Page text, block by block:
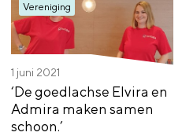
Vereniging
1 juni 2021
‘De goedlachse Elvira en
Admira maken samen
schoon.’